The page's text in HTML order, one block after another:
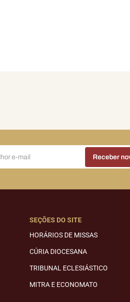
SEÇÕES DO SITE
HORÁRIOS DE MISSAS
CÚRIA DIOCESANA
TRIBUNAL ECLESIÁSTICO
MITRA E ECONOMATO